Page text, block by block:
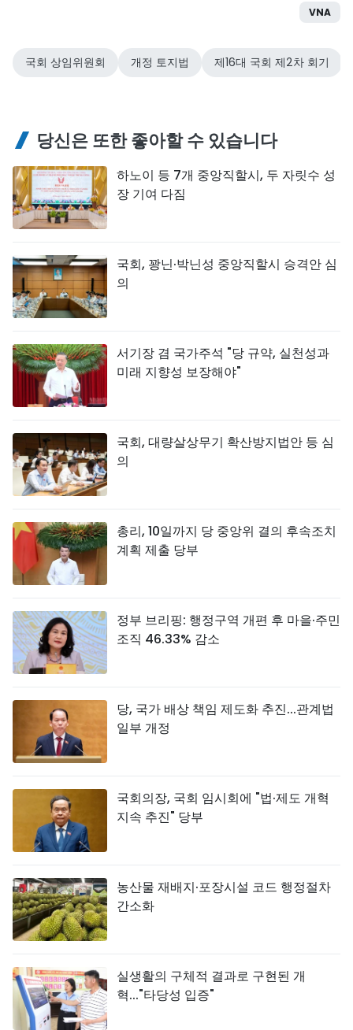
VNA
국회 상임위원회 개정 토지법 제16대 국회 제2차 회기
당신은 또한 좋아할 수 있습니다
하노이 등 7개 중앙직할시, 두 자릿수 성
장 기여 다짐
국회, 꽝닌·박닌성 중앙직할시 승격안 심
의
서기장 겸 국가주석 "당 규약, 실천성과
미래 지향성 보장해야"
국회, 대량살상무기 확산방지법안 등 심
의
총리, 10일까지 당 중앙위 결의 후속조치
계획 제출 당부
정부 브리핑: 행정구역 개편 후 마을·주민
조직 46.33% 감소
당, 국가 배상 책임 제도화 추진...관계법
일부 개정
국회의장, 국회 임시회에 "법·제도 개혁
지속 추진" 당부
농산물 재배지·포장시설 코드 행정절차
간소화
실생활의 구체적 결과로 구현된 개
혁..."타당성 입증"